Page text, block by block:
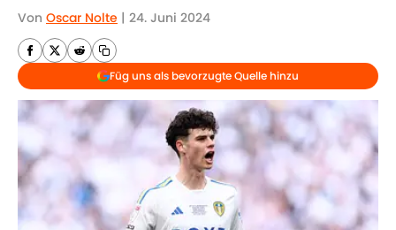
Von Oscar Nolte | 24. Juni 2024
Füg uns als bevorzugte Quelle hinzu